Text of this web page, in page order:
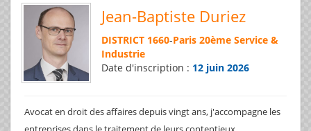
Jean-Baptiste Duriez
DISTRICT 1660-Paris 20ème Service &
Industrie
Date d'inscription : 12 juin 2026
Avocat en droit des affaires depuis vingt ans, j'accompagne les